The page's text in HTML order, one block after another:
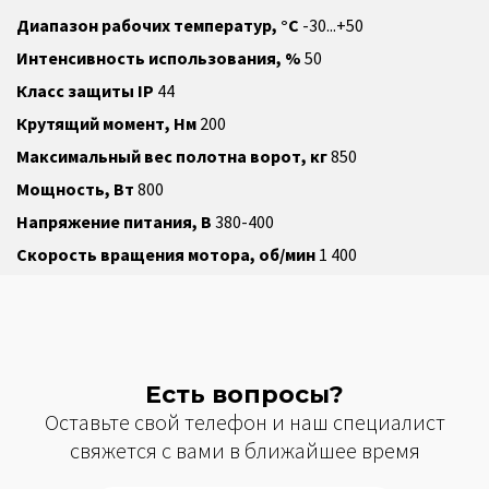
Диапазон рабочих температур, °С -30...+50
Интенсивность использования, % 50
Класс защиты IP 44
Крутящий момент, Нм 200
Максимальный вес полотна ворот, кг850
Мощность, Вт 800
Напряжение питания, В 380-400
Скорость вращения мотора, об/мин 1 400
Есть вопросы?
Оставьте свой телефон и наш специалист
свяжется с вами в ближайшее время